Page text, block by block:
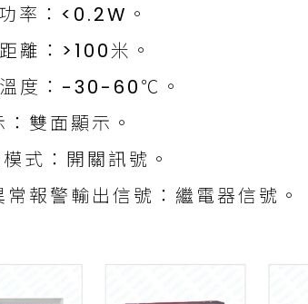
率：<0.2W。
離：>100米。
度：-30-60℃。
雙面顯示。
式：開關訊號。
常報警輸出信號：繼電器信號。